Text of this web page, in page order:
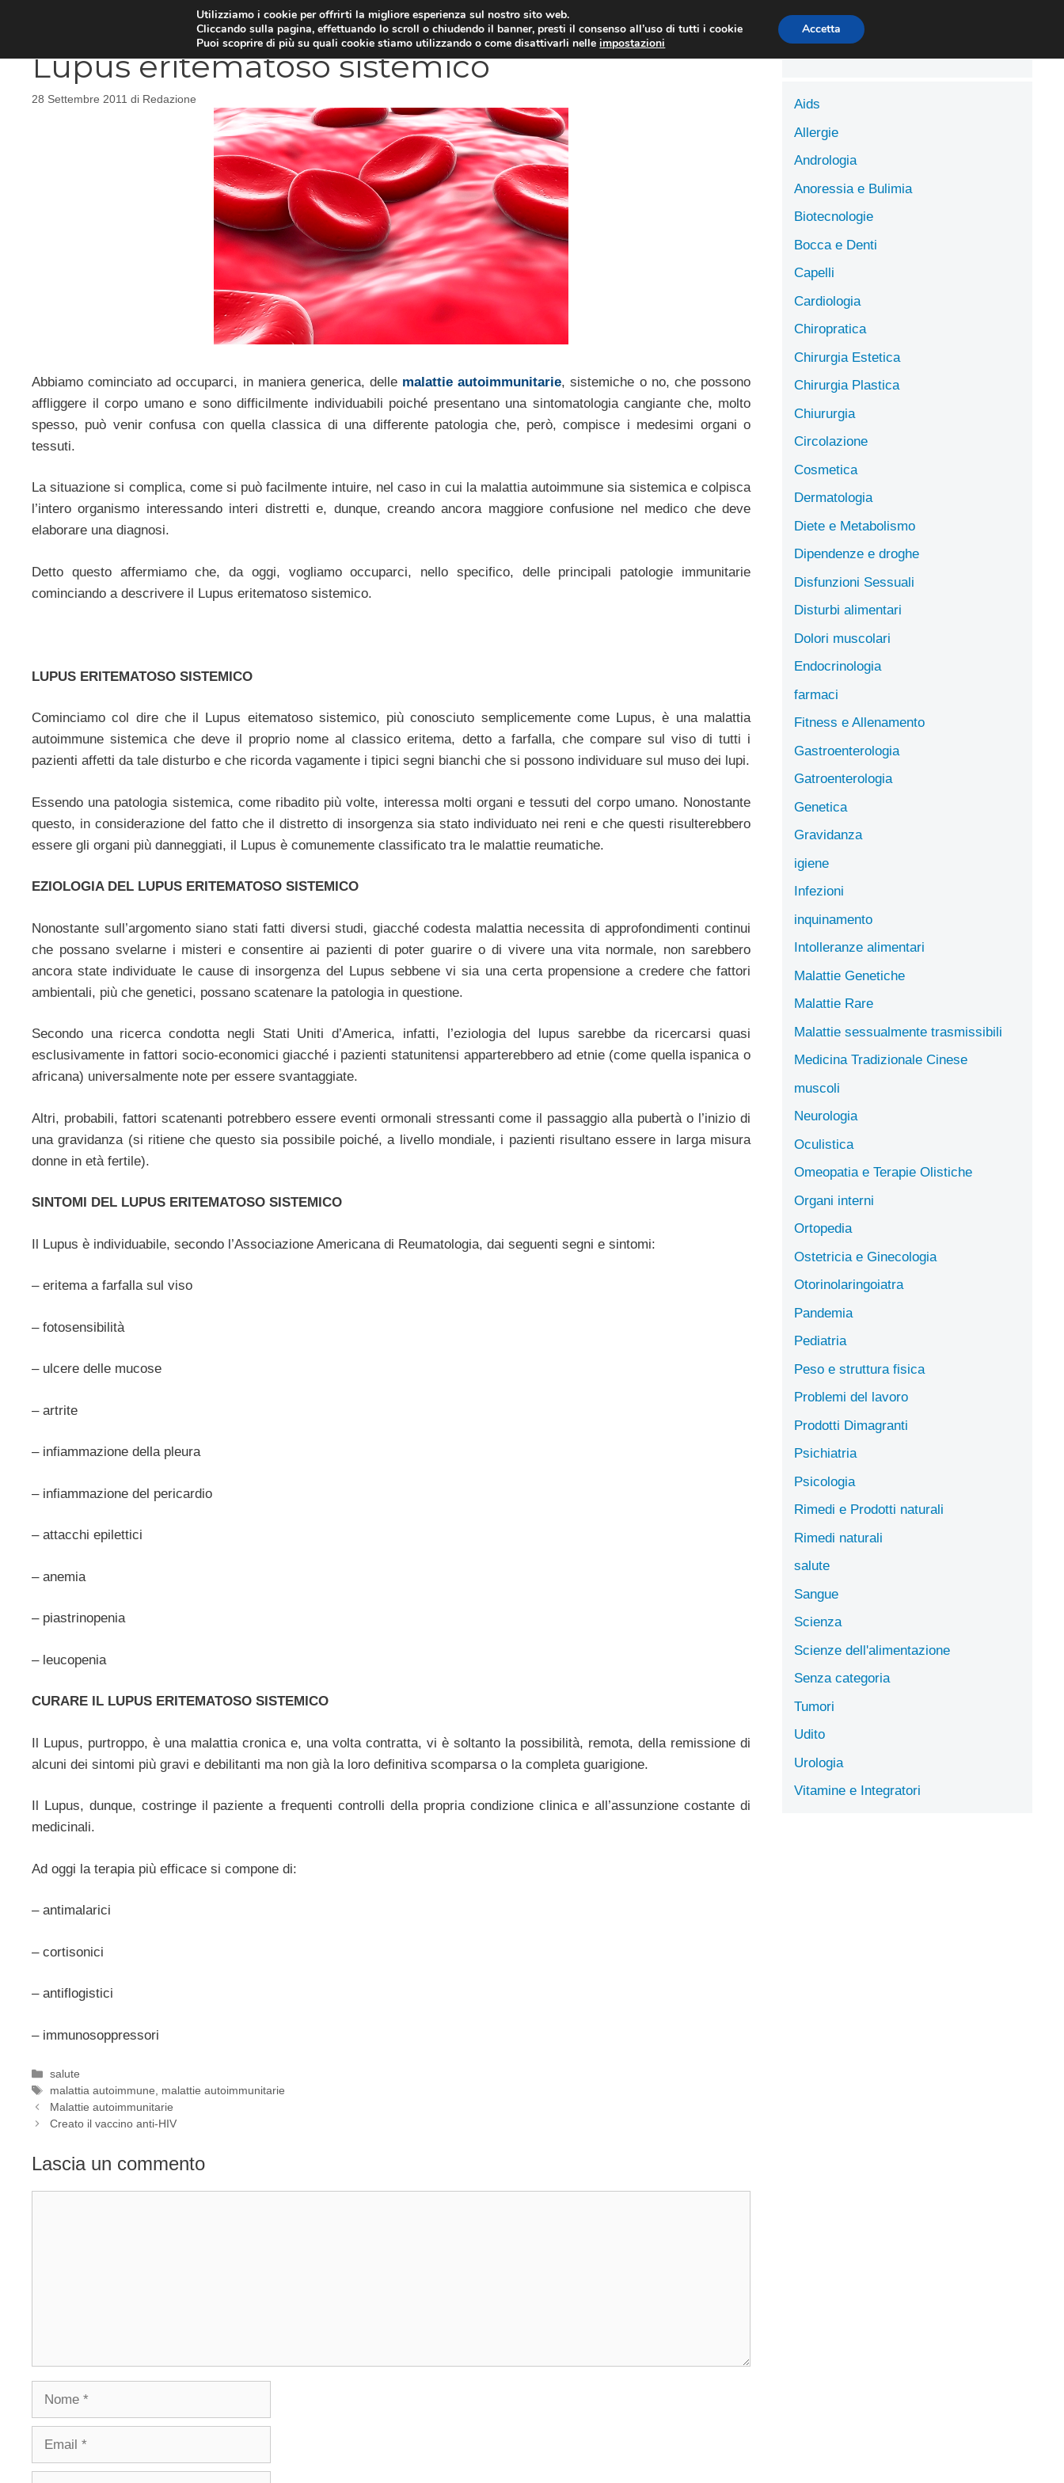
DIETE E METABOLISMO PSICOLOGIA NEUROLOGIA CARDIOLOGIA SCIENZE DELL’ALIMENTAZIONE
Lupus eritematoso sistemico
28 Settembre 2011 di Redazione
Abbiamo cominciato ad occuparci, in maniera generica, delle malattie autoimmunitarie, sistemiche o no, che possono
affliggere il corpo umano e sono difficilmente individuabili poiché presentano una sintomatologia cangiante che, molto
spesso, può venir confusa con quella classica di una differente patologia che, però, compisce i medesimi organi o
tessuti.
La situazione si complica, come si può facilmente intuire, nel caso in cui la malattia autoimmune sia sistemica e colpisca
l’intero organismo interessando interi distretti e, dunque, creando ancora maggiore confusione nel medico che deve
elaborare una diagnosi.
Detto questo affermiamo che, da oggi, vogliamo occuparci, nello specifico, delle principali patologie immunitarie
cominciando a descrivere il Lupus eritematoso sistemico.
LUPUS ERITEMATOSO SISTEMICO
Cominciamo col dire che il Lupus eitematoso sistemico, più conosciuto semplicemente come Lupus, è una malattia
autoimmune sistemica che deve il proprio nome al classico eritema, detto a farfalla, che compare sul viso di tutti i
pazienti affetti da tale disturbo e che ricorda vagamente i tipici segni bianchi che si possono individuare sul muso dei lupi.
Essendo una patologia sistemica, come ribadito più volte, interessa molti organi e tessuti del corpo umano. Nonostante
questo, in considerazione del fatto che il distretto di insorgenza sia stato individuato nei reni e che questi risulterebbero
essere gli organi più danneggiati, il Lupus è comunemente classificato tra le malattie reumatiche.
EZIOLOGIA DEL LUPUS ERITEMATOSO SISTEMICO
Nonostante sull’argomento siano stati fatti diversi studi, giacché codesta malattia necessita di approfondimenti continui
che possano svelarne i misteri e consentire ai pazienti di poter guarire o di vivere una vita normale, non sarebbero
ancora state individuate le cause di insorgenza del Lupus sebbene vi sia una certa propensione a credere che fattori
ambientali, più che genetici, possano scatenare la patologia in questione.
Secondo una ricerca condotta negli Stati Uniti d’America, infatti, l’eziologia del lupus sarebbe da ricercarsi quasi
esclusivamente in fattori socio-economici giacché i pazienti statunitensi apparterebbero ad etnie (come quella ispanica o
africana) universalmente note per essere svantaggiate.
Altri, probabili, fattori scatenanti potrebbero essere eventi ormonali stressanti come il passaggio alla pubertà o l’inizio di
una gravidanza (si ritiene che questo sia possibile poiché, a livello mondiale, i pazienti risultano essere in larga misura
donne in età fertile).
SINTOMI DEL LUPUS ERITEMATOSO SISTEMICO
Il Lupus è individuabile, secondo l’Associazione Americana di Reumatologia, dai seguenti segni e sintomi:
– eritema a farfalla sul viso
– fotosensibilità
– ulcere delle mucose
– artrite
– infiammazione della pleura
– infiammazione del pericardio
– attacchi epilettici
– anemia
– piastrinopenia
– leucopenia
CURARE IL LUPUS ERITEMATOSO SISTEMICO
Il Lupus, purtroppo, è una malattia cronica e, una volta contratta, vi è soltanto la possibilità, remota, della remissione di
alcuni dei sintomi più gravi e debilitanti ma non già la loro definitiva scomparsa o la completa guarigione.
Il Lupus, dunque, costringe il paziente a frequenti controlli della propria condizione clinica e all’assunzione costante di
medicinali.
Ad oggi la terapia più efficace si compone di:
– antimalarici
– cortisonici
– antiflogistici
– immunosoppressori
Categorie
salute
Tag
malattia autoimmune, malattie autoimmunitarie
Malattie autoimmunitarie
Creato il vaccino anti-HIV
Lascia un commento
Aids
Allergie
Andrologia
Anoressia e Bulimia
Biotecnologie
Bocca e Denti
Capelli
Cardiologia
Chiropratica
Chirurgia Estetica
Chirurgia Plastica
Chiururgia
Circolazione
Cosmetica
Dermatologia
Diete e Metabolismo
Dipendenze e droghe
Disfunzioni Sessuali
Disturbi alimentari
Dolori muscolari
Endocrinologia
farmaci
Fitness e Allenamento
Gastroenterologia
Gatroenterologia
Genetica
Gravidanza
igiene
Infezioni
inquinamento
Intolleranze alimentari
Malattie Genetiche
Malattie Rare
Malattie sessualmente trasmissibili
Medicina Tradizionale Cinese
muscoli
Neurologia
Oculistica
Omeopatia e Terapie Olistiche
Organi interni
Ortopedia
Ostetricia e Ginecologia
Otorinolaringoiatra
Pandemia
Pediatria
Peso e struttura fisica
Problemi del lavoro
Prodotti Dimagranti
Psichiatria
Psicologia
Rimedi e Prodotti naturali
Rimedi naturali
salute
Sangue
Scienza
Scienze dell'alimentazione
Senza categoria
Tumori
Udito
Urologia
Vitamine e Integratori
Utilizziamo i cookie per offrirti la migliore esperienza sul nostro sito web.
Cliccando sulla pagina, effettuando lo scroll o chiudendo il banner, presti il consenso all’uso di tutti i cookie
Puoi scoprire di più su quali cookie stiamo utilizzando o come disattivarli nelleimpostazioni
Accetta